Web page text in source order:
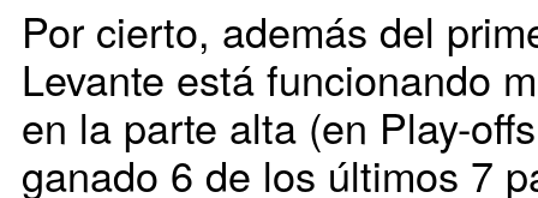
Por cierto, además del
Levante está funcionando
en la parte alta (en Play-
ganado 6 de los últimos 7